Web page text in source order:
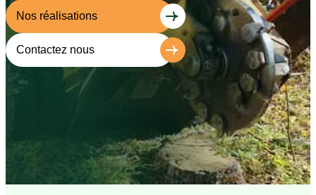
Nos réalisations
Contactez nous